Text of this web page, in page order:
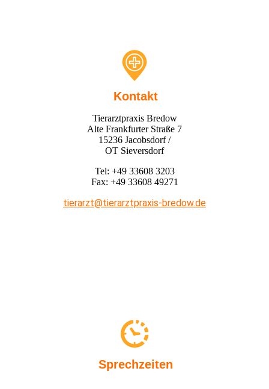
Kontakt
Tierarztpraxis Bredow
Alte Frankfurter Straße 7
15236 Jacobsdorf /
OT Sieversdorf
Tel: +49 33608 3203
Fax: +49 33608 49271
tierarzt@tierarztpraxis-bredow.de
Sprechzeiten